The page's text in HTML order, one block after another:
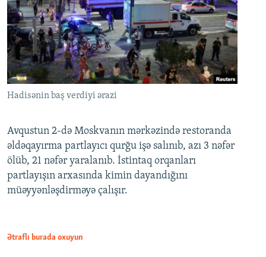
Hadisənin baş verdiyi ərazi
Avqustun 2-də Moskvanın mərkəzində restoranda
əldəqayırma partlayıcı qurğu işə salınıb, azı 3 nəfər
ölüb, 21 nəfər yaralanıb. İstintaq orqanları
partlayışın arxasında kimin dayandığını
müəyyənləşdirməyə çalışır.
Ətraflı burada oxuyun